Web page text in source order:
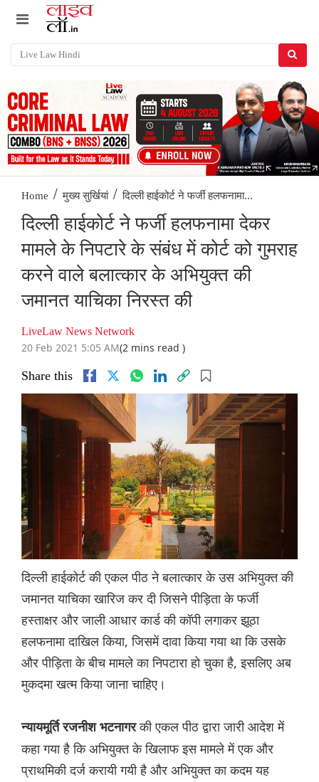
Home / मुख्य सुर्खियां / दिल्ली हाईकोर्ट ने फर्जी हलफनामा...
दिल्ली हाईकोर्ट ने फर्जी हलफनामा देकर
मामले के निपटारे के संबंध में कोर्ट को गुमराह
करने वाले बलात्कार के अभियुक्त की
जमानत याचिका निरस्त की
LiveLaw News Network
20 Feb 2021 5:05 AM(2 mins read )
Share this
दिल्ली हाईकोर्ट की एकल पीठ ने बलात्कार के उस अभियुक्त की
जमानत याचिका खारिज कर दी जिसने पीड़िता के फर्जी
हस्ताक्षर और जाली आधार कार्ड की कॉपी लगाकर झूठा
हलफनामा दाखिल किया, जिसमें दावा किया गया था कि उसके
और पीड़िता के बीच मामले का निपटारा हो चुका है, इसलिए अब
मुकदमा खत्म किया जाना चाहिए।
न्यायमूर्ति रजनीश भटनागरकी एकल पीठ द्वारा जारी आदेश में
कहा गया है कि अभियुक्त के खिलाफ इस मामले में एक और
प्राथमिकी दर्ज करायी गयी है और अभियुक्त का कदम यह